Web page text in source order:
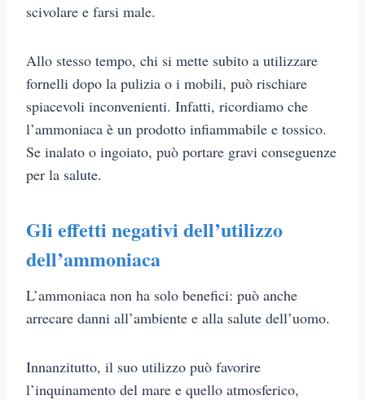
scivolare e farsi male.
Allo stesso tempo, chi si mette subito a utilizzare
fornelli dopo la pulizia o i mobili, può rischiare
spiacevoli inconvenienti. Infatti, ricordiamo che
l’ammoniaca è un prodotto infiammabile e tossico.
Se inalato o ingoiato, può portare gravi conseguenze
per la salute.
Gli effetti negativi dell’utilizzo
dell’ammoniaca
L’ammoniaca non ha solo benefici: può anche
arrecare danni all’ambiente e alla salute dell’uomo.
Innanzitutto, il suo utilizzo può favorire
l’inquinamento del mare e quello atmosferico,